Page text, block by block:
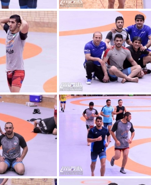
ویدیو؛ باخت امین کاویانی نژاد مقابل مالخاز
ارمنستان